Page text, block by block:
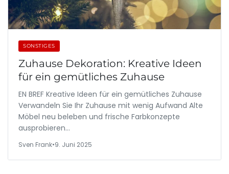
SONSTIGES
Zuhause Dekoration: Kreative Ideen
für ein gemütliches Zuhause
EN BREF Kreative Ideen für ein gemütliches Zuhause
Verwandeln Sie Ihr Zuhause mit wenig Aufwand Alte
Möbel neu beleben und frische Farbkonzepte
ausprobieren…
Sven Frank•9. Juni 2025